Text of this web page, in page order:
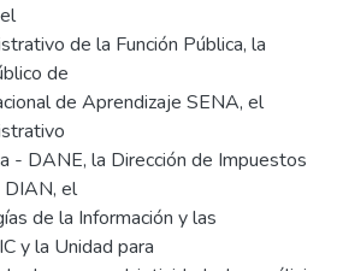
de la Función Pública, la
de
de Aprendizaje SENA, el
- DANE, la Dirección de Impuestos
DIAN, el
de la Información y las
y la Unidad para